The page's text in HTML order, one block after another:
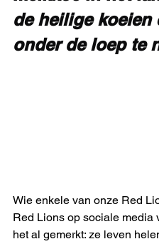
de heilige koeien
onder de loep te
Wie enkele van onze Red
Red Lions op sociale media
het al gemerkt: ze leven